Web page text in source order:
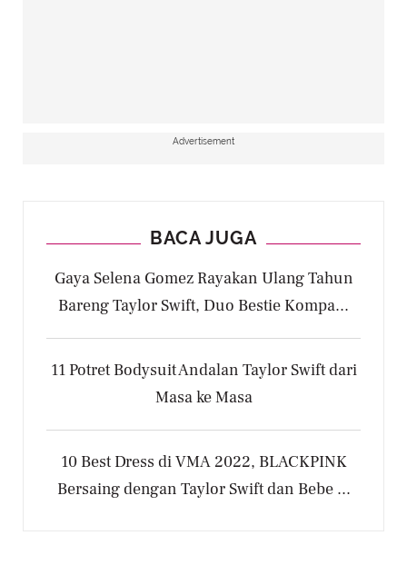
Advertisement
BACA JUGA
Gaya Selena Gomez Rayakan Ulang Tahun
Bareng Taylor Swift, Duo Bestie Kompa...
11 Potret Bodysuit Andalan Taylor Swift dari
Masa ke Masa
10 Best Dress di VMA 2022, BLACKPINK
Bersaing dengan Taylor Swift dan Bebe ...